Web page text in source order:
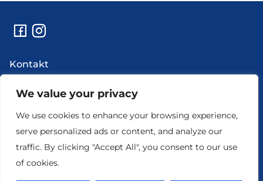
We value your privacy
We use cookies to enhance your browsing experience,
serve personalized ads or content, and analyze our
traffic. By clicking "Accept All", you consent to our use
of cookies.
Kontakt
Abi
Uudised
Ettevõtte andmed